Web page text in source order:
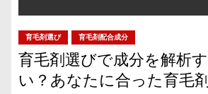
育毛剤選び 育毛剤配合成分
育毛剤選びで成分を解析
い？あなたに合った育毛